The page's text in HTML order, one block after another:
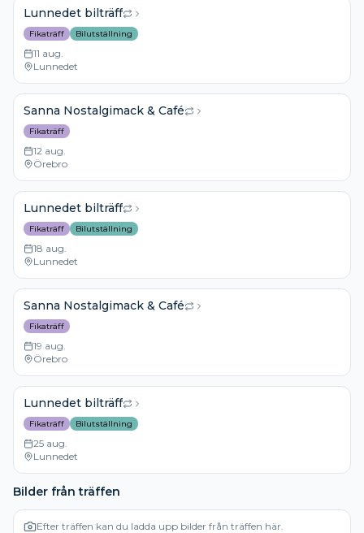
Lunnedet bilträff
Fikaträff Bilutställning
11 aug.
Lunnedet
Sanna Nostalgimack & Café
Fikaträff
12 aug.
Örebro
Lunnedet bilträff
Fikaträff Bilutställning
18 aug.
Lunnedet
Sanna Nostalgimack & Café
Fikaträff
19 aug.
Örebro
Lunnedet bilträff
Fikaträff Bilutställning
25 aug.
Lunnedet
Bilder från träffen
Efter träffen kan du ladda upp bilder från träffen här.